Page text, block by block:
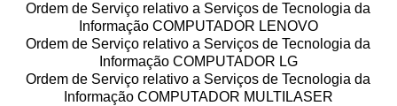
Ordem de Serviço relativo a Serviços de Tecnologia da
Informação COMPUTADOR LENOVO
Ordem de Serviço relativo a Serviços de Tecnologia da
Informação COMPUTADOR LG
Ordem de Serviço relativo a Serviços de Tecnologia da
Informação COMPUTADOR MULTILASER